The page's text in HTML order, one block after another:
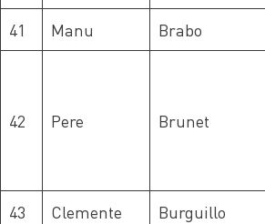
41
Manu Brabo
42 Pere Brunet
43
Clemente Burguillo